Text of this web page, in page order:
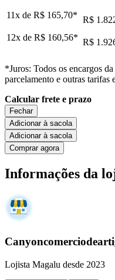
11x de R$ 165,70* R$
12x de R$ 160,56* R$
*Juros: Todos os encargos
parcelamento e outras tarifas
Calcular frete e prazo
Fechar
Adicionar à sacola
Adicionar à sacola
Comprar agora
Informações da
Lojista Magalu desde 2023